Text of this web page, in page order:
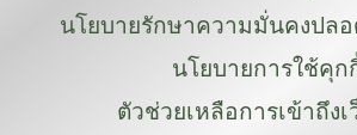
นโยบายรักษาความมั่นคงปลอ
นโยบายการใช้คุก
ตัวช่วยเหลือการเข้าถึง